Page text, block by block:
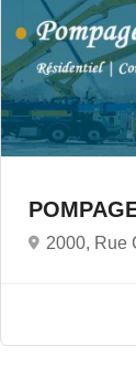
2000, Rue